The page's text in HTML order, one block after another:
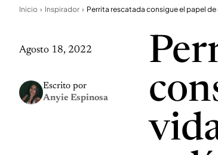
Inicio Inspirador
Agosto 18, 2022
Escrito por
Anyie Espinosa